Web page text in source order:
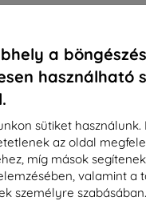
a böngészés
használható
sütiket használunk.
az oldal
míg mások
valamint a
személyre szabásában.
Samsung A326
fólia
Galaxy A32
Leírás és specifikáció